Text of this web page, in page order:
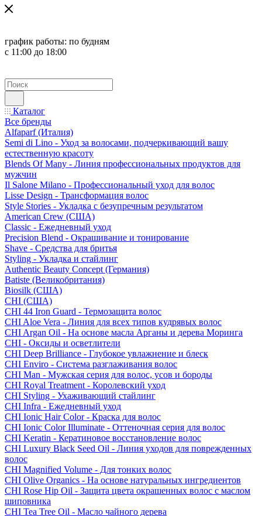
график работы: по будням
с 11:00 до 18:00
Каталог
Все бренды
Alfaparf (Италия)
Semi di Lino - Уход за волосами, подчеркивающий вашу
естественную красоту
Blends Of Many - Линия профессиональных продуктов для
мужчин
Il Salone Milano - Профессиональный уход для волос
Lisse Design - Трансформация волос
Style Stories - Укладка с безупречным результатом
American Crew (США)
Classic - Ежедневный уход
Precision Blend - Окрашивание и тонирование
Shave - Средства для бритья
Styling - Укладка и стайлинг
Authentic Beauty Concept (Германия)
Batiste (Великобритания)
Biosilk (США)
CHI (США)
CHI 44 Iron Guard - Термозащита волос
CHI Aloe Vera - Линия для всех типов кудрявых волос
CHI Argan Oil - На основе масла Арганы и дерева Моринга
CHI - Оксиды и осветлители
CHI Deep Brilliance - Глубокое увлажнение и блеск
CHI Enviro - Система разглаживания волос
CHI Man - Мужская серия для волос, усов и бороды
CHI Royal Treatment - Королевский уход
CHI Styling - Ухаживающий стайлинг
CHI Infra - Ежедневный уход
CHI Ionic Hair Color - Краска для волос
CHI Ionic Color Illuminate - Оттеночная серия для волос
CHI Keratin - Кератиновое восстановление волос
CHI Luxury Black Seed Oil - Линия уходов для поврежденных
волос
CHI Magnified Volume - Для тонких волос
CHI Olive Organics - На основе натуральных ингредиентов
CHI Rose Hip Oil - Защита цвета окрашенных волос с маслом
шиповника
CHI Tea Tree Oil - Масло чайного дерева